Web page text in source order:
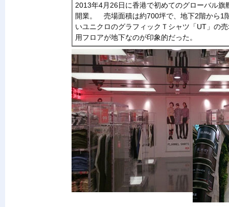
2013年4月26日に香港で初めてのグローバル
開業。 売場面積は約700坪で、地下2階から
いユニクロのグラフィックＴシャツ「UT」の
用フロアが地下なのが印象的だった。